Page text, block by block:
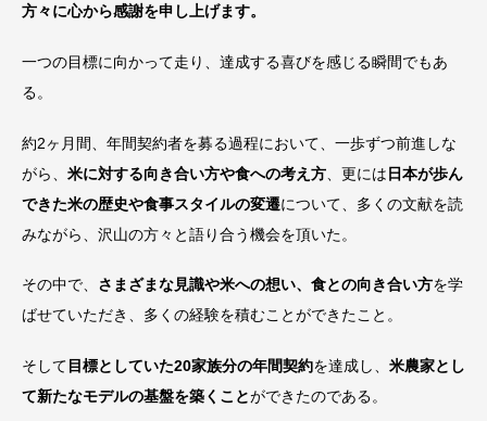
方々に心から感謝を申し上げます。
一つの目標に向かって走り、達成する喜びを感じる瞬間でもあ
る。
約2ヶ月間、年間契約者を募る過程において、一歩ずつ前進しな
がら、 米に対する向き合い方や食への考え方 、更には日本が歩ん
できた米の歴史や食事スタイルの変遷について、多くの文献を読
みながら、沢山の方々と語り合う機会を頂いた。
その中で、 さまざまな見識や米への想い、食との向き合い方を学
ばせていただき、多くの経験を積むことができたこと。
そして 目標としていた20家族分の年間契約を達成し、 米農家とし
て新たなモデルの基盤を築くことができたのである。